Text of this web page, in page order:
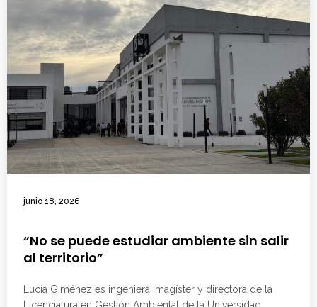
junio 18, 2026
“No se puede estudiar ambiente sin salir
al territorio”
Lucía Giménez es ingeniera, magíster y directora de la